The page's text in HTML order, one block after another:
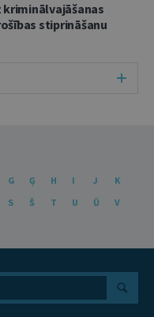
stiprināšanu
G Ģ H I J
K
S Š T U Ū
V